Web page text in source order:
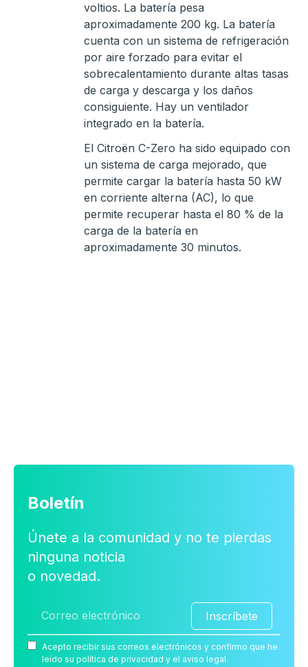
voltios. La batería pesa
aproximadamente 200 kg. La batería
cuenta con un sistema de refrigeración
por aire forzado para evitar el
sobrecalentamiento durante altas tasas
de carga y descarga y los daños
consiguiente. Hay un ventilador
integrado en la batería.
El Citroën C-Zero ha sido equipado con
un sistema de carga mejorado, que
permite cargar la batería hasta 50 kW
en corriente alterna (AC), lo que
permite recuperar hasta el 80 % de la
carga de la batería en
aproximadamente 30 minutos.
Boletín
Únete a la comunidad y no te pierdas
ninguna noticia
o novedad.
Inscríbete
Acepto recibir sus correos electrónicos y confirmo que he
leído su política de privacidad y el aviso legal.